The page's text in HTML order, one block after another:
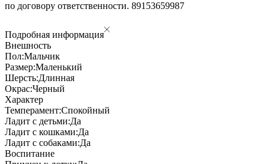
по договору ответственности. 89153659987
Подробная информация
Внешность
Пол:Мальчик
Размер:Маленький
Шерсть:Длинная
Окрас:Черный
Характер
Темперамент:Спокойный
Ладит с детьми:Да
Ладит с кошками:Да
Ладит с собаками:Да
Воспитание